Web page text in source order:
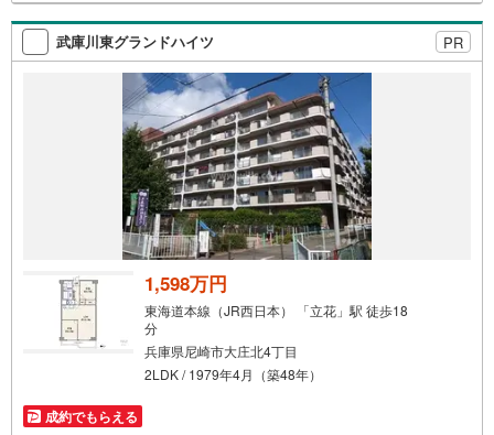
買い換え・リフォーム・ローン相談等お住まいに関わるこ
とは何でもご相談ください。弊社独自のお得な「平日会員
制度」あります。現地待ち合わせや物件最寄り駅までの送
迎も可能です。まずはお気軽にお電話を！【定休日】な
し・年末年始・他【営業時間】10:00～19:00駐車場・キッ
ズスペースもございます
武庫川東グランドハイツ PR
1,598万円
東海道本線（JR西日本） 「立花」駅 徒歩18
分
兵庫県尼崎市大庄北4丁目
2LDK / 1979年4月（築48年）
成約でもらえる